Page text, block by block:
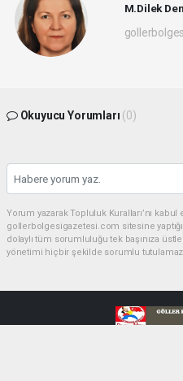
M.Dilek
Okuyucu Yorumları (0)
Yorum yazarak Topluluk Kuralları’nı
gollerbolgesigazetesi.com sitesine
dolaylı tüm sorumluluğu tek başınıza
yönetimi hiçbir şekilde sorumlu